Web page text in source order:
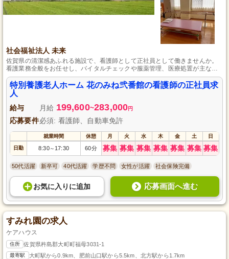
社会福祉法人 未来
佐賀県の清潔感あふれる施設で、看護師として正社員として働きませんか。
看護業務全般をお任せし、バイタルチェックや服薬管理、医療処置が主な仕
事内容です。4週8休制でしっかり休め、社会保険完備、年2回の賞与ありで待
遇も安心。明るく前向きな方のご応募をお待ちしています。
特別養護老人ホーム 花のみね弐番館の看護師の正社員求
人
給与 月給 199,600~283,000円
応募要件必須: 看護師、自動車免許
就業時間 休憩 月 火 水 木 金 土 日
日勤 8:30～ 17:30 60分 募集 募集 募集 募集 募集 募集 募集
50代活躍 新卒可 40代活躍 学歴不問 女性が活躍 社会保険完備
お気に入り に追加 応募画面へ進む
すみれ園の求人
ケアハウス
住所 佐賀県杵島郡大町町福母3031-1
最寄駅 大町駅から0.9km、肥前山口駅から5.5km、北方駅から1.7km